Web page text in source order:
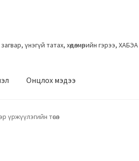
үнэгүй татах, хөдөлмөрийн гэрээ,
Онцлох мэдээ
үржүүлэгийн төсөл